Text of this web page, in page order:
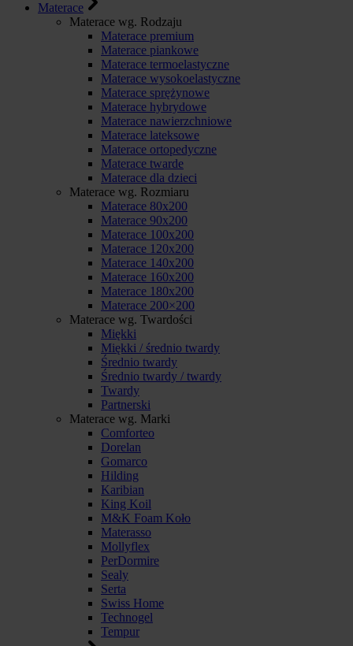
Materace
Materace wg. Rodzaju
Materace premium
Materace piankowe
Materace termoelastyczne
Materace wysokoelastyczne
Materace sprężynowe
Materace hybrydowe
Materace nawierzchniowe
Materace lateksowe
Materace ortopedyczne
Materace twarde
Materace dla dzieci
Materace wg. Rozmiaru
Materace 80x200
Materace 90x200
Materace 100x200
Materace 120x200
Materace 140x200
Materace 160x200
Materace 180x200
Materace 200×200
Materace wg. Twardości
Miękki
Miękki / średnio twardy
Średnio twardy
Średnio twardy / twardy
Twardy
Partnerski
Materace wg. Marki
Comforteo
Dorelan
Gomarco
Hilding
Karibian
King Koil
M&K Foam Koło
Materasso
Mollyflex
PerDormire
Sealy
Serta
Swiss Home
Technogel
Tempur